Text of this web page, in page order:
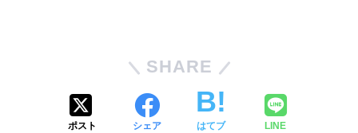
SHARE
ポスト シェア はてブ LINE